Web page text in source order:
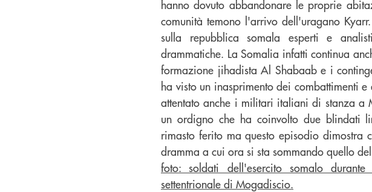
hanno dovuto abbandonare le proprie
comunità temono l'arrivo dell'uragano
sulla repubblica somala esperti e
drammatiche. La Somalia infatti continua
formazione jihadista Al Shabaab e i
ha visto un inasprimento dei combattimenti
attentato anche i militari italiani di stanza a
un ordigno che ha coinvolto due blindati
rimasto ferito ma questo episodio
dramma a cui ora si sta sommando quello
foto: soldati dell'esercito somalo
settentrionale di Mogadiscio.